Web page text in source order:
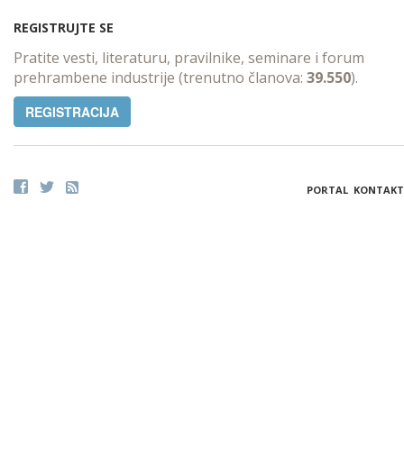
REGISTRUJTE SE
Pratite vesti, literaturu, pravilnike, seminare i forum
prehrambene industrije (trenutno članova: 39.550).
REGISTRACIJA
PORTAL KONTAKT